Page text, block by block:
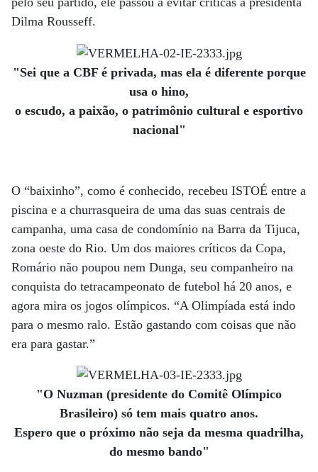
Dilma Rousseff.
"Sei que a CBF é privada, mas ela é diferente porque
usa o hino,
o escudo, a paixão, o patrimônio cultural e esportivo
nacional"
O “baixinho”, como é conhecido, recebeu ISTOÉ entre a
piscina e a churrasqueira de uma das suas centrais de
campanha, uma casa de condomínio na Barra da Tijuca,
zona oeste do Rio. Um dos maiores críticos da Copa,
Romário não poupou nem Dunga, seu companheiro na
conquista do tetracampeonato de futebol há 20 anos, e
agora mira os jogos olímpicos. “A Olimpíada está indo
para o mesmo ralo. Estão gastando com coisas que não
era para gastar.”
"O Nuzman (presidente do Comitê Olímpico
Brasileiro) só tem mais quatro anos.
Espero que o próximo não seja da mesma quadrilha,
do mesmo bando"